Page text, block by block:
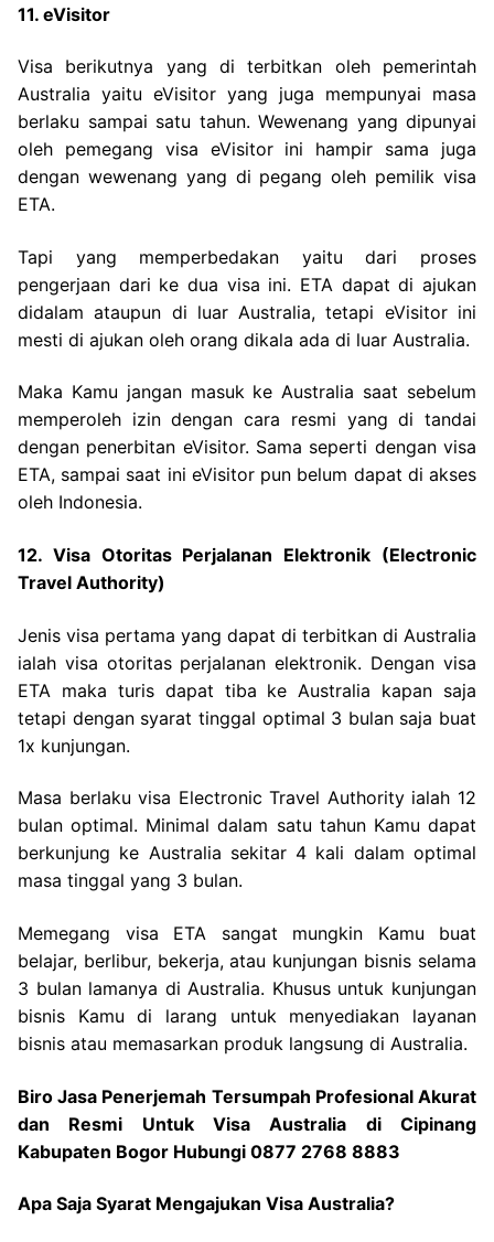
11. eVisitor
Visa berikutnya yang di terbitkan oleh pemerintah
Australia yaitu eVisitor yang juga mempunyai masa
berlaku sampai satu tahun. Wewenang yang dipunyai
oleh pemegang visa eVisitor ini hampir sama juga
dengan wewenang yang di pegang oleh pemilik visa
ETA.
Tapi yang memperbedakan yaitu dari proses
pengerjaan dari ke dua visa ini. ETA dapat di ajukan
didalam ataupun di luar Australia, tetapi eVisitor ini
mesti di ajukan oleh orang dikala ada di luar Australia.
Maka Kamu jangan masuk ke Australia saat sebelum
memperoleh izin dengan cara resmi yang di tandai
dengan penerbitan eVisitor. Sama seperti dengan visa
ETA, sampai saat ini eVisitor pun belum dapat di akses
oleh Indonesia.
12. Visa Otoritas Perjalanan Elektronik (Electronic
Travel Authority)
Jenis visa pertama yang dapat di terbitkan di Australia
ialah visa otoritas perjalanan elektronik. Dengan visa
ETA maka turis dapat tiba ke Australia kapan saja
tetapi dengan syarat tinggal optimal 3 bulan saja buat
1x kunjungan.
Masa berlaku visa Electronic Travel Authority ialah 12
bulan optimal. Minimal dalam satu tahun Kamu dapat
berkunjung ke Australia sekitar 4 kali dalam optimal
masa tinggal yang 3 bulan.
Memegang visa ETA sangat mungkin Kamu buat
belajar, berlibur, bekerja, atau kunjungan bisnis selama
3 bulan lamanya di Australia. Khusus untuk kunjungan
bisnis Kamu di larang untuk menyediakan layanan
bisnis atau memasarkan produk langsung di Australia.
Biro Jasa Penerjemah Tersumpah Profesional Akurat
dan Resmi Untuk Visa Australia di Cipinang
Kabupaten Bogor Hubungi 0877 2768 8883
Apa Saja Syarat Mengajukan Visa Australia?